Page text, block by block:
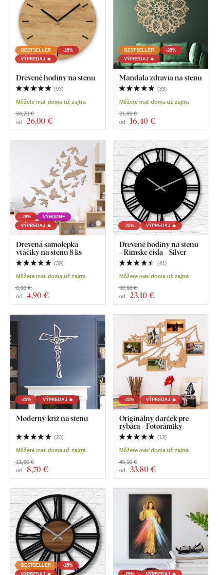
BESTSELLER
-25%
VÝPREDAJ 🔥
Drevené hodiny na stenu
(93)
Môžete mať doma už zajtra
od 26,00 €
34,70 €
BESTSELLER
-25%
VÝPREDAJ 🔥
Mandala zdravia na stenu
(33)
Môžete mať doma už zajtra
od 16,40 €
21,80 €
-26%
VÝHODNÉ
VÝPREDAJ 🔥
Drevená samolepka
vtáčiky na stenu 8 ks
(39)
Môžete mať doma už zajtra
od 4,90 €
6,60 €
-25% VÝPREDAJ 🔥
Drevené hodiny na stenu
- Rímske čísla - Silver
(41)
Môžete mať doma už zajtra
od 23,10 €
30,90 €
-25% VÝPREDAJ 🔥
Moderný kríž na stenu
(23)
Môžete mať doma už zajtra
od 8,70 €
11,60 €
-25% VÝPREDAJ 🔥
Originálny darček pre
rybára - Fotorámiky
(12)
Môžete mať doma už zajtra
od 33,80 €
45,10 €
BESTSELLER
-25%
VÝPREDAJ 🔥
-25% VÝPREDAJ 🔥